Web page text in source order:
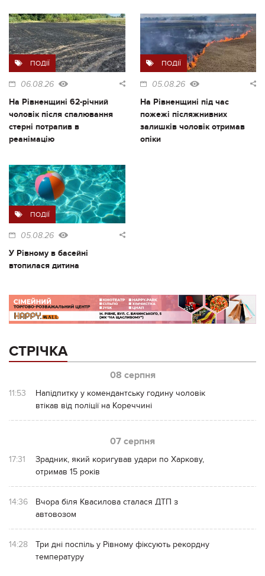
ПОДІЇ
06.08.26
На Рівненщині 62-річний
чоловік після спалювання
стерні потрапив в
реанімацію
ПОДІЇ
05.08.26
На Рівненщині під час
пожежі післяжнивних
залишків чоловік отримав
опіки
ПОДІЇ
05.08.26
У Рівному в басейні
втопилася дитина
СТРІЧКА
08 серпня
11:53
Напідпитку у комендантську годину чоловік
втікав від поліції на Кореччині
07 серпня
17:31
Зрадник, який коригував удари по Харкову,
отримав 15 років
14:36
Вчора біля Квасилова сталася ДТП з
автовозом
14:28
Три дні поспіль у Рівному фіксують рекордну
температуру